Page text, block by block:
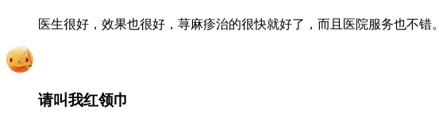
医生很好，效果也很好，荨麻疹治的很快就好了，而且医院服务也不错。
请叫我红领巾